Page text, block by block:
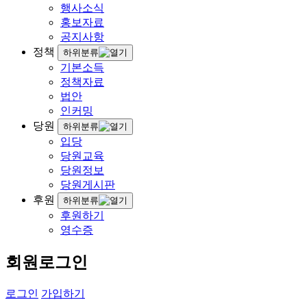
행사소식
홍보자료
공지사항
정책
하위분류
기본소득
정책자료
법안
인커밍
당원
하위분류
입당
당원교육
당원정보
당원게시판
후원
하위분류
후원하기
영수증
회원로그인
로그인 가입하기